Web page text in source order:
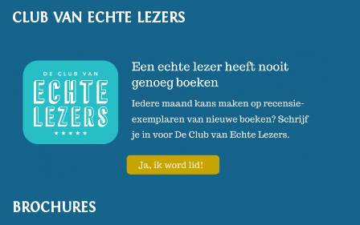
CLUB VAN ECHTE LEZERS
BROCHURES